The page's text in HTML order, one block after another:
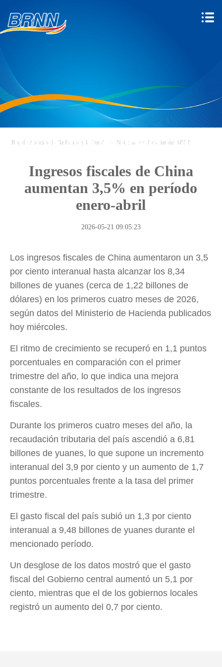
Red de Noticias de "la Franja y
Red de Noticias de "la Franja y la Ruta" >> Noticias >> Noticias de BRNN
Ingresos fiscales de China
aumentan 3,5% en período
enero-abril
2026-05-21 09:05:23
Los ingresos fiscales de China aumentaron un 3,5
por ciento interanual hasta alcanzar los 8,34
billones de yuanes (cerca de 1,22 billones de
dólares) en los primeros cuatro meses de 2026,
según datos del Ministerio de Hacienda publicados
hoy miércoles.
El ritmo de crecimiento se recuperó en 1,1 puntos
porcentuales en comparación con el primer
trimestre del año, lo que indica una mejora
constante de los resultados de los ingresos
fiscales.
Durante los primeros cuatro meses del año, la
recaudación tributaria del país ascendió a 6,81
billones de yuanes, lo que supone un incremento
interanual del 3,9 por ciento y un aumento de 1,7
puntos porcentuales frente a la tasa del primer
trimestre.
El gasto fiscal del país subió un 1,3 por ciento
interanual a 9,48 billones de yuanes durante el
mencionado período.
Un desglose de los datos mostró que el gasto
fiscal del Gobierno central aumentó un 5,1 por
ciento, mientras que el de los gobiernos locales
registró un aumento del 0,7 por ciento.